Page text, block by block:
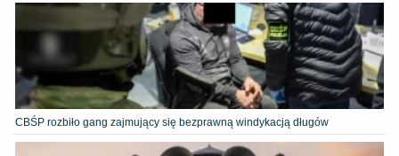
CBŚP rozbiło gang zajmujący się bezprawną windykacją długów